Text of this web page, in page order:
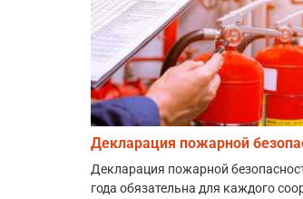
Декларация пожарной
Декларация пожарной
года обязательна для каждого